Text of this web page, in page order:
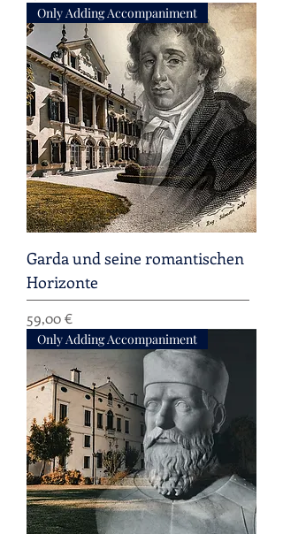
Only Adding Accompaniment
Garda und seine romantischen
Horizonte
Preis
59,00 €
Only Adding Accompaniment